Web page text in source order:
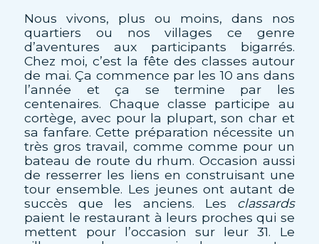
Nous vivons, plus ou moins, dans nos
quartiers ou nos villages ce genre
d’aventures aux participants bigarrés.
Chez moi, c’est la fête des classes autour
de mai. Ça commence par les 10 ans dans
l’année et ça se termine par les
centenaires. Chaque classe participe au
cortège, avec pour la plupart, son char et
sa fanfare. Cette préparation nécessite un
très gros travail, comme comme pour un
bateau de route du rhum. Occasion aussi
de resserrer les liens en construisant une
tour ensemble. Les jeunes ont autant de
succès que les anciens. Les classards
paient le restaurant à leurs proches qui se
mettent pour l’occasion sur leur 31. Le